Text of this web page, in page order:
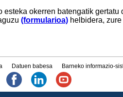
esteka okerren batengatik
(formularioa) helbidera,
Datuen babesa Barneko informazio-